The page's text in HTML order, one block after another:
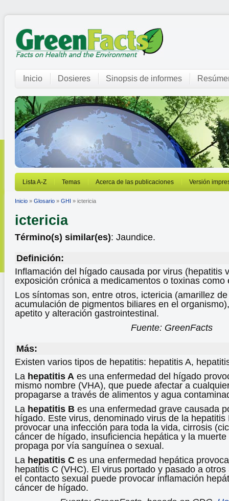
Inicio Dosieres Sinopsis de informes
Lista A-Z Temas Acerca de las publicaciones Versión
Inicio » Glosario » GHI » ictericia
ictericia
Término(s) similar(es): Jaundice.
Definición:
Inflamación del hígado causada por virus (hepatitis
exposición crónica a medicamentos o toxinas como
Los síntomas son, entre otros, ictericia (amarillez
acumulación de pigmentos biliares en el
apetito y alteración gastrointestinal.
Fuente: GreenFacts
Más:
Existen varios tipos de hepatitis: hepatitis A,
La hepatitis A es una enfermedad del hígado
mismo nombre (VHA), que puede afectar a
propagarse a través de alimentos y agua
La hepatitis B es una enfermedad grave causada
hígado. Este virus, denominado virus de la hepatitis
provocar una infección para toda la vida, cirrosis
cáncer de hígado, insuficiencia hepática y la
propaga por vía sanguínea o sexual.
La hepatitis C es una enfermedad hepática
hepatitis C (VHC). El virus portado y pasado a
el contacto sexual puede provocar inflamación
cáncer de hígado.